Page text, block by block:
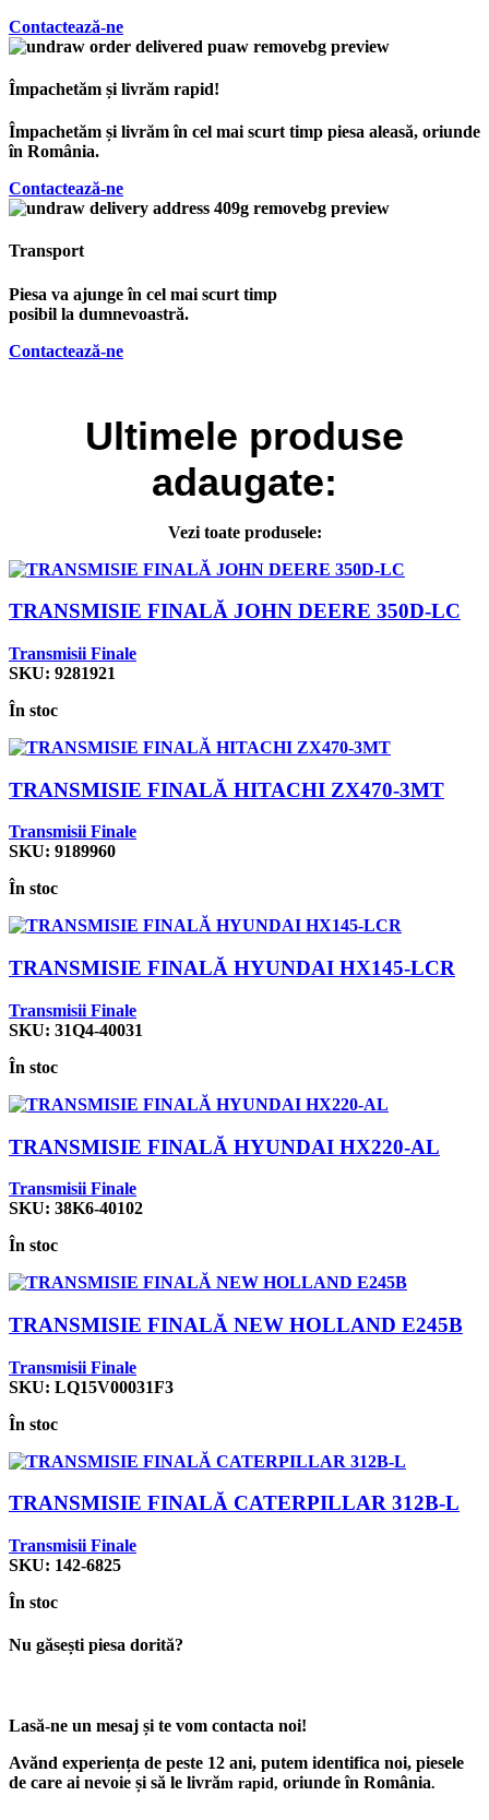
Contactează-ne
Împachetăm și livrăm rapid!
Împachetăm și livrăm în cel mai scurt timp piesa aleasă, oriunde
în România.
Contactează-ne
Transport
Piesa va ajunge în cel mai scurt timp
posibil la dumnevoastră.
Contactează-ne
Ultimele produse
adaugate:
Vezi toate produsele:
TRANSMISIE FINALĂ JOHN DEERE 350D-LC
Transmisii Finale
SKU: 9281921
În stoc
TRANSMISIE FINALĂ HITACHI ZX470-3MT
Transmisii Finale
SKU: 9189960
În stoc
TRANSMISIE FINALĂ HYUNDAI HX145-LCR
Transmisii Finale
SKU: 31Q4-40031
În stoc
TRANSMISIE FINALĂ HYUNDAI HX220-AL
Transmisii Finale
SKU: 38K6-40102
În stoc
TRANSMISIE FINALĂ NEW HOLLAND E245B
Transmisii Finale
SKU: LQ15V00031F3
În stoc
TRANSMISIE FINALĂ CATERPILLAR 312B-L
Transmisii Finale
SKU: 142-6825
În stoc
Nu găsești piesa dorită?
Lasă-ne un mesaj și te vom contacta noi!
Avănd experiența de peste 12 ani, putem identifica noi, piesele
de care ai nevoie și să le livrăm rapid, oriunde în România.